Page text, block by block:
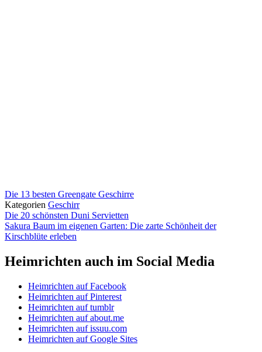
Die 13 besten Greengate Geschirre
Kategorien Geschirr
Die 20 schönsten Duni Servietten
Sakura Baum im eigenen Garten: Die zarte Schönheit der
Kirschblüte erleben
Heimrichten auch im Social Media
Heimrichten auf Facebook
Heimrichten auf Pinterest
Heimrichten auf tumblr
Heimrichten auf about.me
Heimrichten auf issuu.com
Heimrichten auf Google Sites